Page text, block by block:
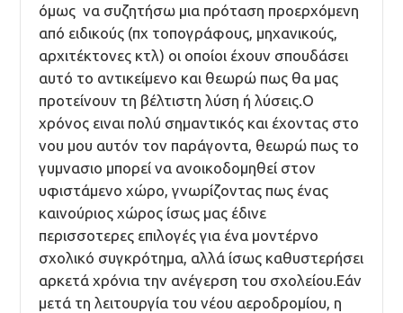
όμως να συζητήσω μια πρόταση προερχόμενη
από ειδικούς (πχ τοπογράφους, μηχανικούς,
αρχιτέκτονες κτλ) οι οποίοι έχουν σπουδάσει
αυτό το αντικείμενο και θεωρώ πως θα μας
προτείνουν τη βέλτιστη λύση ή λύσεις.Ο
χρόνος ειναι πολύ σημαντικός και έχοντας στο
νου μου αυτόν τον παράγοντα, θεωρώ πως το
γυμνασιο μπορεί να ανοικοδομηθεί στον
υφιστάμενο χώρο, γνωρίζοντας πως ένας
καινούριος χώρος ίσως μας έδινε
περισσοτερες επιλογές για ένα μοντέρνο
σχολικό συγκρότημα, αλλά ίσως καθυστερήσει
αρκετά χρόνια την ανέγερση του σχολείου.Εάν
μετά τη λειτουργία του νέου αεροδρομίου, η